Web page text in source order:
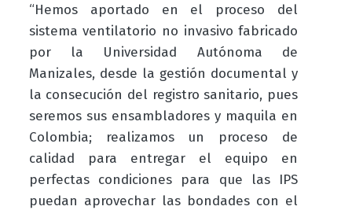
“Hemos aportado en el proceso del
sistema ventilatorio no invasivo fabricado
por la Universidad Autónoma de
Manizales, desde la gestión documental y
la consecución del registro sanitario, pues
seremos sus ensambladores y maquila en
Colombia; realizamos un proceso de
calidad para entregar el equipo en
perfectas condiciones para que las IPS
puedan aprovechar las bondades con el